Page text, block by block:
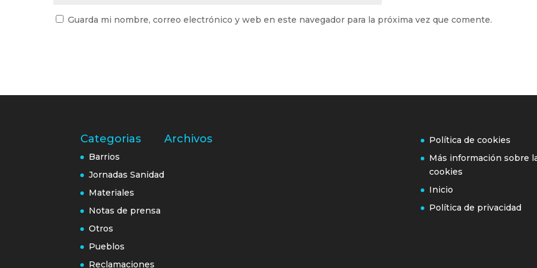
Guarda mi nombre, correo electrónico y web en este navegador para la próxima vez que comente.
Categorias
Barrios
Jornadas Sanidad
Materiales
Notas de prensa
Otros
Pueblos
Reclamaciones
Archivos
Política de cookies
Más información sobre
cookies
Inicio
Política de privacidad